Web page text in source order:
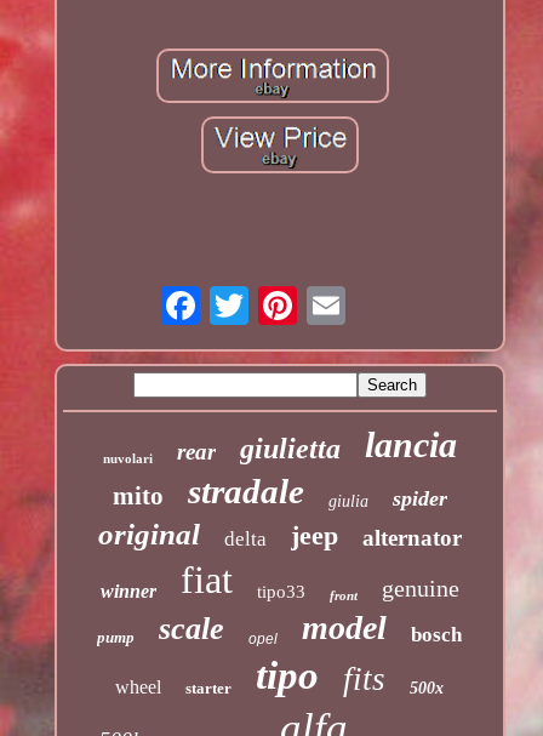
nuvolari rear giulietta lancia
mito stradale giulia spider
original delta jeep alternator
winner fiat tipo33 front genuine
pump scale opel model bosch
wheel starter tipo fits 500x